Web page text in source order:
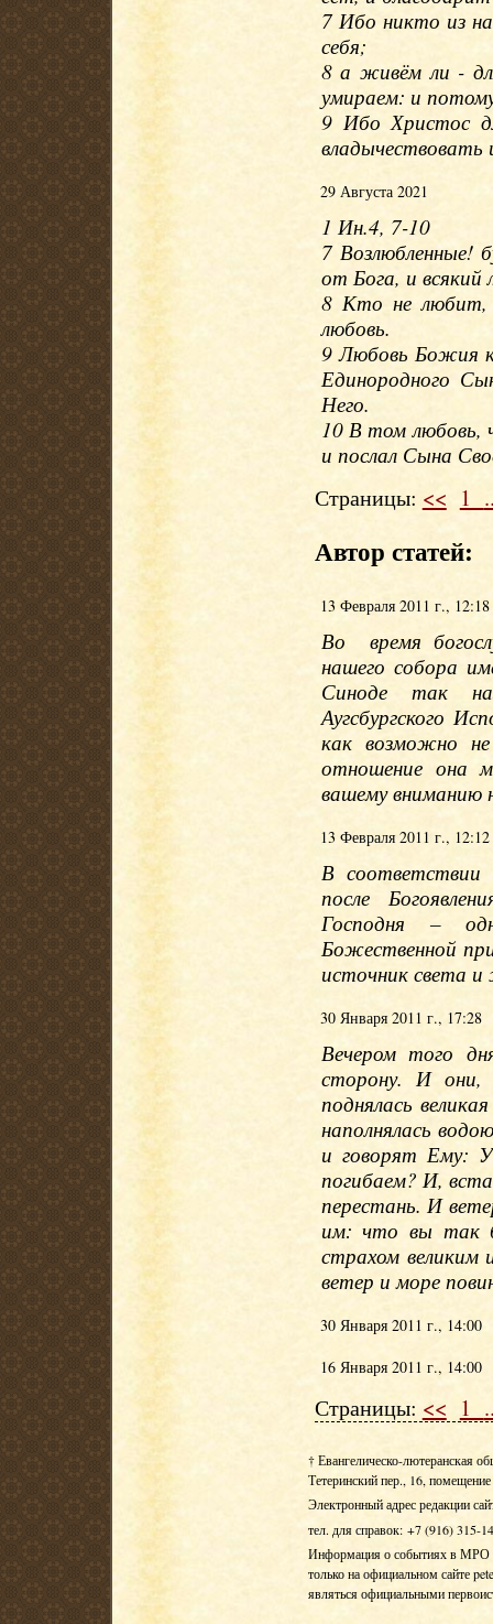
7 Ибо никто из
себя;
8 а живём ли -
умираем: и
9 Ибо Христос
29 Августа 2021
1 Ин.4, 7-10
7 Возлюбленные!
от Бога, и
8 Кто не любит,
любовь.
9 Любовь Божия
Единородного
Него.
10 В том любовь,
и послал Сына
Страницы: << 1
Автор статей:
13 Февраля 2011 г., 12:18
Во время
нашего собора
Синоде так
Аугсбургского
как возможно
отношение она
вашему
13 Февраля 2011 г., 12:12
В соответствии
после
Господня –
Божественной
источник света
30 Января 2011 г., 17:28
Вечером того
сторону. И
поднялась
наполнялась
и говорят Ему:
погибаем? И,
перестань. И
им: что вы так
страхом
ветер и море
30 Января 2011 г., 14:00
16 Января 2011 г., 14:00
Страницы: << 1
† Евангелическо-лютеранская
Тетеринский пер., 16,
Электронный адрес редакции
тел. для справок: +7 (916) 315-
Информация о событиях в МРО
только на официальном сайте
являться официальными